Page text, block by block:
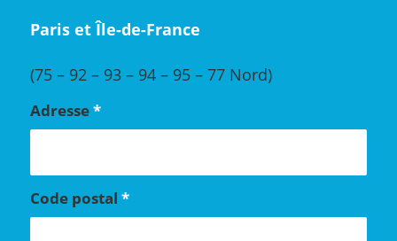
Paris et Île-de-France
(75 – 92 – 93 – 94 – 95 – 77 Nord)
Adresse*
Code postal *